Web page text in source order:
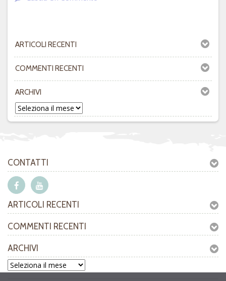
ARTICOLI RECENTI
COMMENTI RECENTI
ARCHIVI
CONTATTI
ARTICOLI RECENTI
COMMENTI RECENTI
ARCHIVI